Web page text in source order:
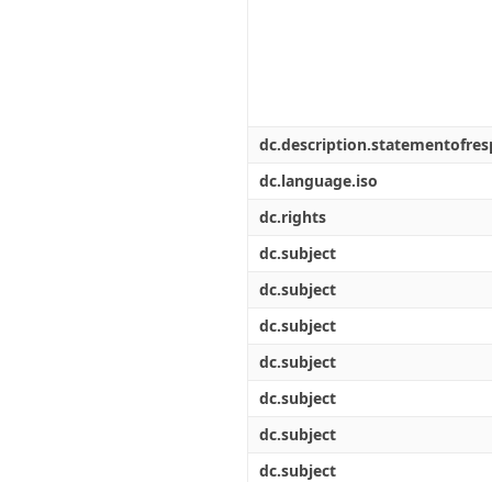
dc.language.iso
dc.rights
dc.subject
dc.subject
dc.subject
dc.subject
dc.subject
dc.subject
dc.subject